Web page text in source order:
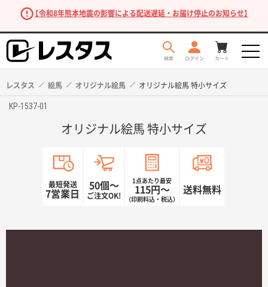
【令和8年熊本地震の影響による配送遅延・お届け停止のお知らせ】
レスタス 絵馬 オリジナル絵馬 オリジナル絵馬 特小サイズ
KP-1537-01
オリジナル絵馬 特小サイズ
最短発送
7営業日
50個〜
ご注文OK!
1点あたり最安
115円〜
（印刷料込・税込）
送料無料